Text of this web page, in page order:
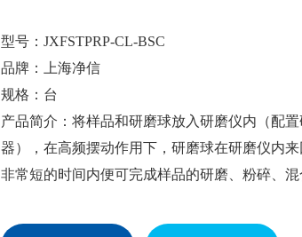
型号 ：JXFSTPRP-CL-BSC
品牌 ：上海净信
规格 ：台
产品简介 ：将样品和研磨球放入研磨仪内（配
器），在高频摆动作用下，研磨球在研磨仪内
非常短的时间内便可完成样品的研磨、粉碎、混